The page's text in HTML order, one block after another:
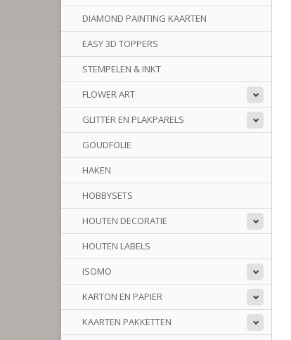
DIAMOND PAINTING KAARTEN
EASY 3D TOPPERS
STEMPELEN & INKT
FLOWER ART
GLITTER EN PLAKPARELS
GOUDFOLIE
HAKEN
HOBBYSETS
HOUTEN DECORATIE
HOUTEN LABELS
ISOMO
KARTON EN PAPIER
KAARTEN PAKKETTEN